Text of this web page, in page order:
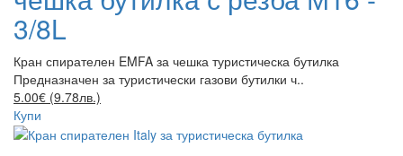
3/8L
Кран спирателен EMFA за чешка туристическа бутилка
Предназначен за туристически газови бутилки ч..
5.00€ (9.78лв.)
Купи